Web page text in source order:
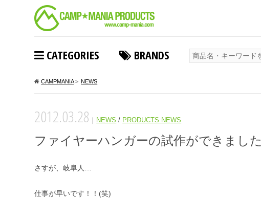
CATEGORIES BRANDS
CAMPMANIA> NEWS
2012.03.28 ｜ NEWS / PRODUCTS NEWS
ファイヤーハンガーの試作ができました
さすが、岐阜人…
仕事が早いです！！(笑)